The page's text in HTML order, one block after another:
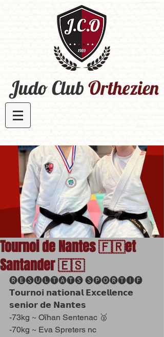
Judo ClubOrthezien​
Tournoi de Nantes 🇫🇷et
Santander 🇪🇸
🅡🅔🅢🅤🅛🅣🅐🅣🅢 🅢🅟🅞🅡🅣🅘🅕
𝗧𝗼𝘂𝗿𝗻𝗼𝗶 𝗻𝗮𝘁𝗶𝗼𝗻𝗮𝗹 𝗘𝘅𝗰𝗲𝗹𝗹𝗲𝗻𝗰𝗲
𝘀𝗲𝗻𝗶𝗼𝗿 𝗱𝗲 𝗡𝗮𝗻𝘁𝗲𝘀
-73kg ~ Oïhan Sentenac 🥈
-70kg ~ Eva Spreters nc